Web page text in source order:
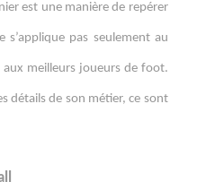
est une manière de repérer
s’applique pas seulement au
meilleurs joueurs de foot.
détails de son métier, ce sont